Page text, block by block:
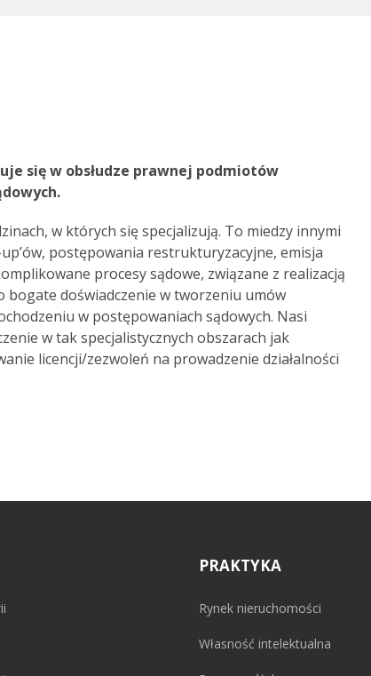
się w obsłudze prawnej podmiotów
w których się specjalizują. To miedzy innymi
postępowania restrukturyzacyjne, emisja
procesy sądowe, związane z realizacją
doświadczenie w tworzeniu umów
w postępowaniach sądowych. Nasi
w tak specjalistycznych obszarach jak
licencji/zezwoleń na prowadzenie działalności
PRAKTYKA
Rynek nieruchomości
Własność intelektualna